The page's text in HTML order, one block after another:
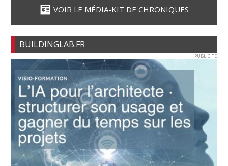
VOIR LE MÉDIA-KIT DE CHRONIQUES
BUILDINGLAB.FR
PUBLICITE